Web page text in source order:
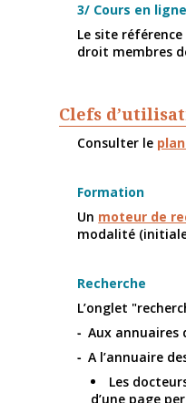
3/ Cours en ligne
Le site référence
droit membres de
Clefs
Consulter le
Formation
Un moteur de
modalité
Recherche
L’onglet
Aux annuaires
A l’annuaire
Les
d’une page